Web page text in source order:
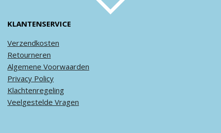
KLANTENSERVICE
Verzendkosten
Retourneren
Algemene Voorwaarden
Privacy Policy
Klachtenregeling
Veelgestelde Vragen